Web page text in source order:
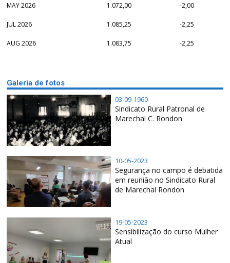
MAY 2026 1.072,00 -2,00
JUL 2026 1.085,25 -2,25
AUG 2026 1.083,75 -2,25
Galeria de fotos
03-09-1960
Sindicato Rural Patronal de
Marechal C. Rondon
10-05-2023
Segurança no campo é debatida
em reunião no Sindicato Rural
de Marechal Rondon
19-05-2023
Sensibilização do curso Mulher
Atual